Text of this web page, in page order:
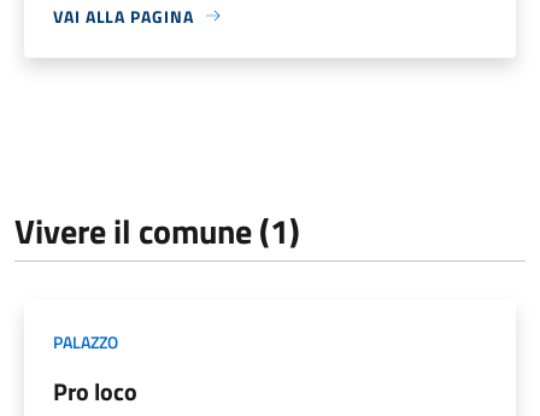
VAI ALLA PAGINA
Vivere il comune (1)
PALAZZO
Pro loco